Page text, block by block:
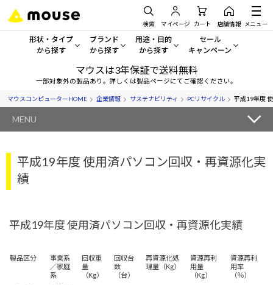
検索 マイページ カート 店舗情報 メニュー
形状・タイプ
から探す
形状・タイプから探す をすべてみる
デスクトップPC
ノートPC
タブレットPC
ワークステーション
Windows 11 Copilot+ PC
ブランド
から探す
mouse
G TUNE
NEXTGEAR
DAIV
iiyama
用途・目的
から探す
一般向けパソコン
ゲーミングPC・ゲーム向けパソコン
クリエイティブ向け
ビジネス向けパソコン
スペック/パーツ別
Copilot+ PC
セール
キャンペーン
セール・キャンペーン
期間限定セール
すべて新品の旧モデル製品な
Windows 11|Copilot+ PC
マウスは3年保証で送料無料
一部対象外の製品あり。詳しくは製品ページにてご確認ください。
マウスコンピューターHOME 企業情報 サステナビリティ PCリサイクル 平成19年度
MENU
平成19年度 使用済パソコン回収・再資源化実
績
平成19年度 使用済パソコン回収・再資源化実績
製品区分
事業系
／家庭
系
回収重
量
（Kg）
回収台
数
（台）
再資源化処
理量（Kg）
資源再利
用量
（Kg）
資源再利
用率
（％）